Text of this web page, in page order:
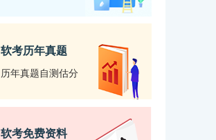
软考历年真题
历年真题自测估分
软考免费资料